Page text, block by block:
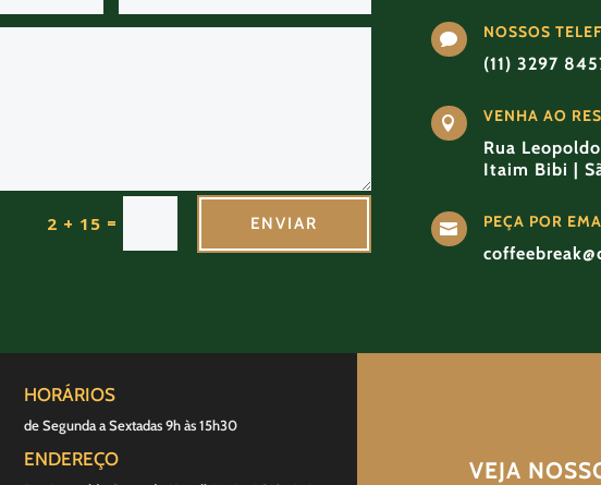
2 + 15 = ENVIAR
 NOSSOS
(11) 3297
 VENHA AO
Rua
Itaim Bibi |
 PEÇA POR
HORÁRIOS
de Segunda a Sextadas 9h às 15h30
ENDEREÇO VEJA